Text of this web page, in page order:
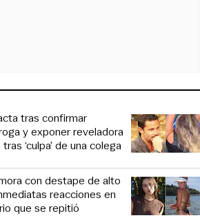
tras confirmar
y exponer reveladora
‘culpa’ de una colega
con destape de alto
reacciones en
que se repitió